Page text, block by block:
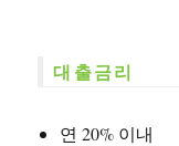
대출금리
연 20% 이내